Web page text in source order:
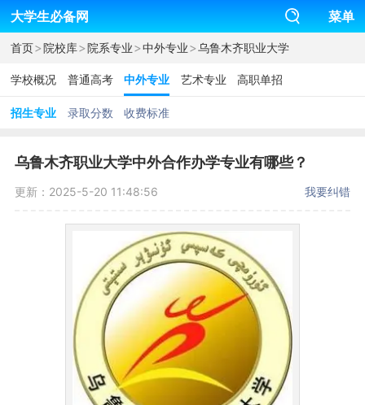
大学生必备网 菜单
首页>院校库>院系专业>中外专业>乌鲁木齐职业大学
学校概况 普通高考 中外专业 艺术专业 高职单招
招生专业 录取分数 收费标准
乌鲁木齐职业大学中外合作办学专业有哪些？
更新：2025-5-20 11:48:56 我要纠错